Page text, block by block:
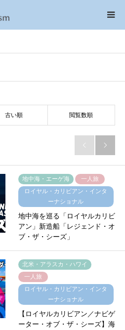
古い順 閲覧数順
 
地中海・エーゲ海
一人旅
ロイヤル・カリビアン・インタ
ーナショナル
地中海を巡る「ロイヤルカリビ
アン」新造船「レジェンド・オ
ブ・ザ・シーズ」
北米・アラスカ・ハワイ
一人旅
ロイヤル・カリビアン・インタ
ーナショナル
【ロイヤルカリビアン／ナビゲ
ーター・オブ・ザ・シーズ】海